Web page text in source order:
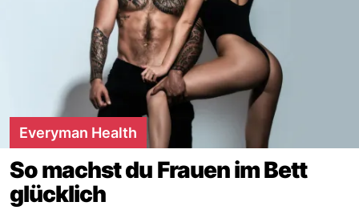
Everyman Health
So machst du Frauen im Bett
glücklich